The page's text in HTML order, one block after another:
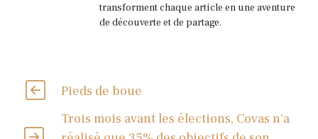
transforment chaque article en une aventure
de découverte et de partage.
Pieds de boue
Trois mois avant les élections, Covas n'a